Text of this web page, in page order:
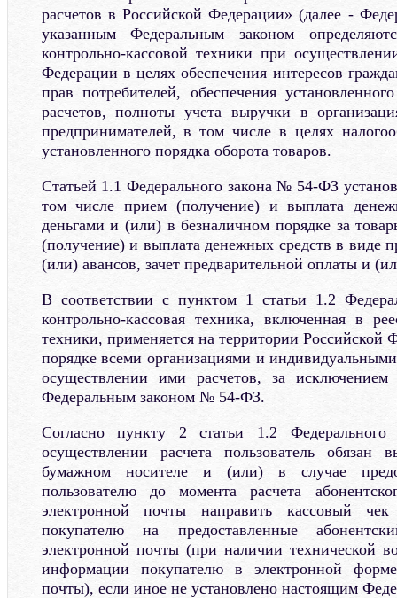
расчетов в Российской Федерации» (далее -
указанным Федеральным законом
контрольно-кассовой техники при
Федерации в целях обеспечения интересов
прав потребителей, обеспечения
расчетов, полноты учета выручки в
предпринимателей, в том числе в целях
установленного порядка оборота товаров.
Статьей 1.1 Федерального закона № 54-ФЗ
том числе прием (получение) и выплата
деньгами и (или) в безналичном порядке за
(получение) и выплата денежных средств в виде
(или) авансов, зачет предварительной оплаты и
В соответствии с пунктом 1 статьи 1.2
контрольно-кассовая техника, включенная в
техники, применяется на территории Российской
порядке всеми организациями и
осуществлении ими расчетов, за исключением
Федеральным законом № 54-ФЗ.
Согласно пункту 2 статьи 1.2
осуществлении расчета пользователь обязан
бумажном носителе и (или) в случае
пользователю до момента расчета
электронной почты направить кассовый
покупателю на предоставленные
электронной почты (при наличии технической
информации покупателю в электронной
почты), если иное не установлено настоящим